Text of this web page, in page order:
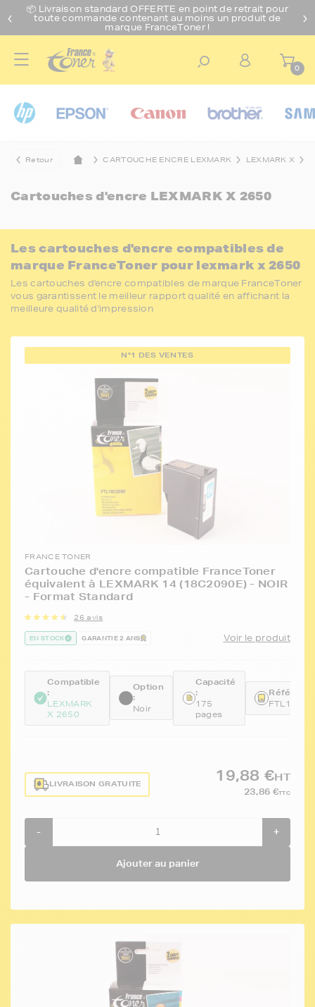
📦 Livraison standard OFFERTE en point de retrait pour
toute commande contenant au moins un produit de
marque FranceToner !
0
Retour CARTOUCHE ENCRE LEXMARK LEXMARK X
Cartouches d'encre LEXMARK X 2650
Les cartouches d'encre compatibles de
marque FranceToner pour lexmark x 2650
Les cartouches d'encre compatibles de marque FranceToner
vous garantissent le meilleur rapport qualité en affichant la
meilleure qualité d'impression
N°1 DES VENTES
FRANCE TONER
Cartouche d'encre compatible FranceToner
équivalent à LEXMARK 14 (18C2090E) - NOIR
- Format Standard
26 avis
EN STOCK GARANTIE 2 ANS Voir le produit
Compatible
:
LEXMARK
X 2650
Option
:
Noir
Capacité
:
175
pages
LIVRAISON GRATUITE
19,88 €HT
23,86 €TTC
- +
Ajouter au panier